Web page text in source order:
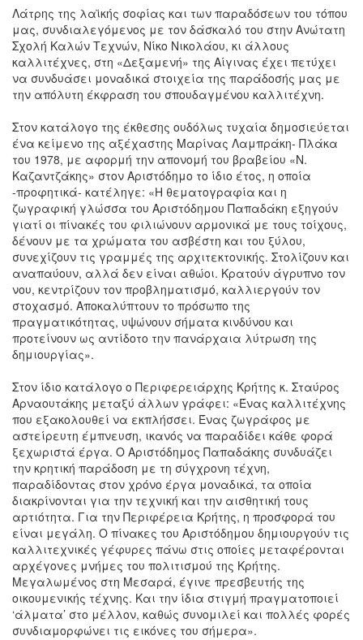
Λάτρης της λαϊκής σοφίας και των παραδόσεων του τόπου
μας, συνδιαλεγόμενος με τον δάσκαλό του στην Ανώτατη
Σχολή Καλών Τεχνών, Νίκο Νικολάου, κι άλλους
καλλιτέχνες, στη «Δεξαμενή» της Αίγινας έχει πετύχει
να συνδυάσει μοναδικά στοιχεία της παράδοσής μας με
την απόλυτη έκφραση του σπουδαγμένου καλλιτέχνη.
Στον κατάλογο της έκθεσης ουδόλως τυχαία δημοσιεύεται
ένα κείμενο της αξέχαστης Μαρίνας Λαμπράκη- Πλάκα
του 1978, με αφορμή την απονομή του βραβείου «Ν.
Καζαντζάκης» στον Αριστόδημο το ίδιο έτος, η οποία
-προφητικά- κατέληγε: «Η θεματογραφία και η
ζωγραφική γλώσσα του Αριστόδημου Παπαδάκη εξηγούν
γιατί οι πίνακές του φιλιώνουν αρμονικά με τους τοίχους,
δένουν με τα χρώματα του ασβέστη και του ξύλου,
συνεχίζουν τις γραμμές της αρχιτεκτονικής. Στολίζουν και
αναπαύουν, αλλά δεν είναι αθώοι. Κρατούν άγρυπνο τον
νου, κεντρίζουν τον προβληματισμό, καλλιεργούν τον
στοχασμό. Αποκαλύπτουν το πρόσωπο της
πραγματικότητας, υψώνουν σήματα κινδύνου και
προτείνουν ως αντίδοτο την πανάρχαια λύτρωση της
δημιουργίας».
Στον ίδιο κατάλογο ο Περιφερειάρχης Κρήτης κ. Σταύρος
Αρναουτάκης μεταξύ άλλων γράφει: «Ένας καλλιτέχνης
που εξακολουθεί να εκπλήσσει. Ένας ζωγράφος με
αστείρευτη έμπνευση, ικανός να παραδίδει κάθε φορά
ξεχωριστά έργα. Ο Αριστόδημος Παπαδάκης συνδυάζει
την κρητική παράδοση με τη σύγχρονη τέχνη,
παραδίδοντας στον χρόνο έργα μοναδικά, τα οποία
διακρίνονται για την τεχνική και την αισθητική τους
αρτιότητα. Για την Περιφέρεια Κρήτης, η προσφορά του
είναι μεγάλη. Ο πίνακες του Αριστόδημου δημιουργούν τις
καλλιτεχνικές γέφυρες πάνω στις οποίες μεταφέρονται
αρχέγονες μνήμες του πολιτισμού της Κρήτης.
Μεγαλωμένος στη Μεσαρά, έγινε πρεσβευτής της
οικουμενικής τέχνης. Και την ίδια στιγμή πραγματοποιεί
‘άλματα’ στο μέλλον, καθώς συνομιλεί και πολλές φορές
συνδιαμορφώνει τις εικόνες του σήμερα».